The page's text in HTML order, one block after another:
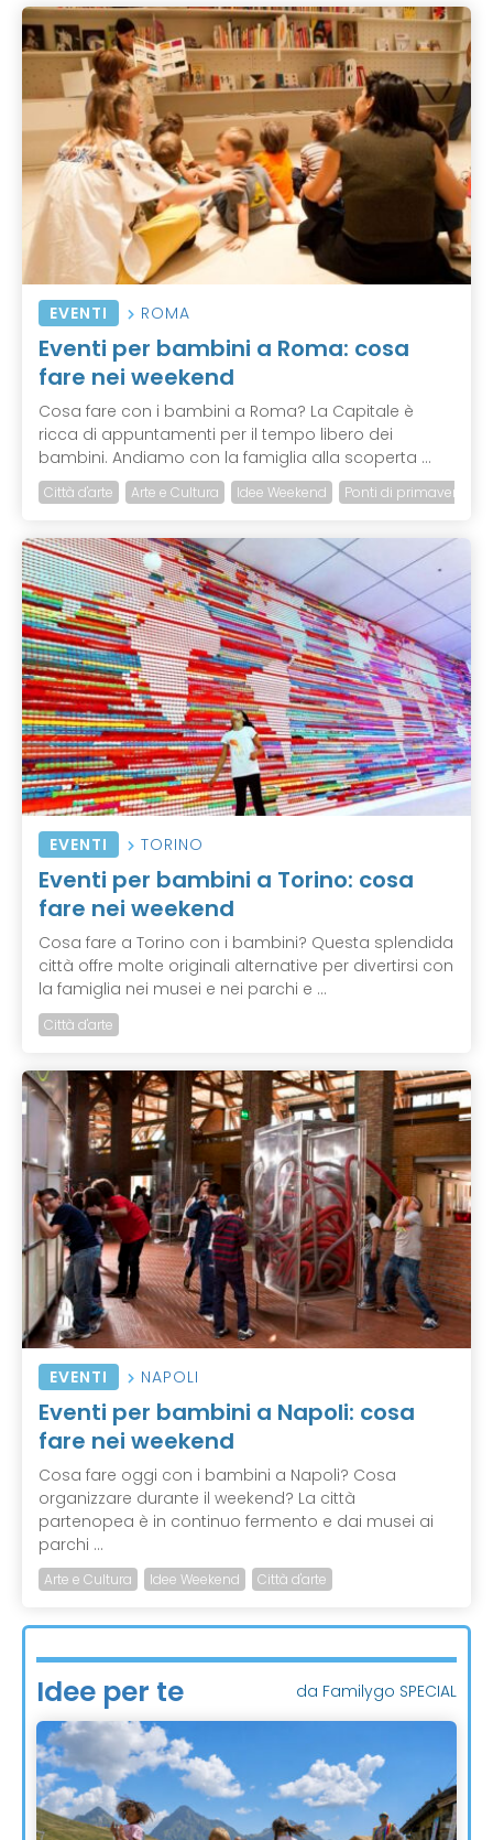
EVENTI ROMA
Eventi per bambini a Roma: cosa
fare nei weekend
Cosa fare con i bambini a Roma? La Capitale è
ricca di appuntamenti per il tempo libero dei
bambini. Andiamo con la famiglia alla scoperta ...
Città d'arte Arte e Cultura Idee Weekend Ponti di primavera
EVENTI TORINO
Eventi per bambini a Torino: cosa
fare nei weekend
Cosa fare a Torino con i bambini? Questa splendida
città offre molte originali alternative per divertirsi con
la famiglia nei musei e nei parchi e ...
Città d'arte
EVENTI NAPOLI
Eventi per bambini a Napoli: cosa
fare nei weekend
Cosa fare oggi con i bambini a Napoli? Cosa
organizzare durante il weekend? La città
partenopea è in continuo fermento e dai musei ai
parchi ...
Arte e Cultura Idee Weekend Città d'arte
Idee per te da Familygo SPECIAL